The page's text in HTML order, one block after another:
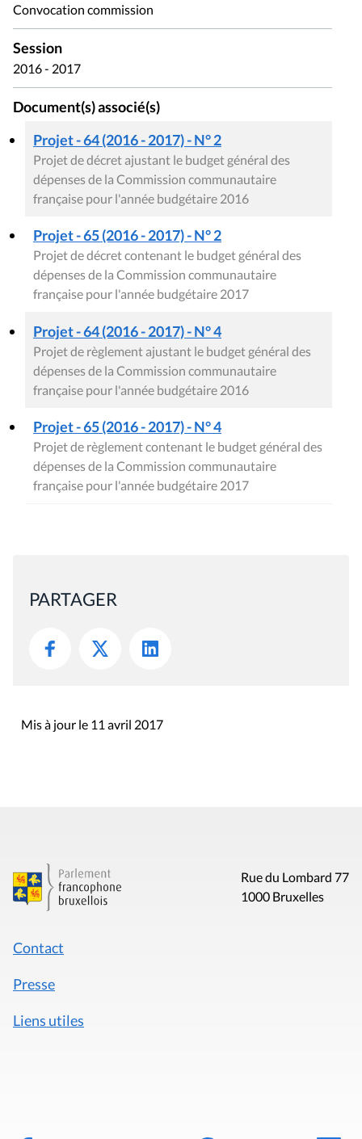
Convocation commission
Session
2016 - 2017
Document(s) associé(s)
Projet - 64 (2016 - 2017) - N° 2
Projet de décret ajustant le budget général des
dépenses de la Commission communautaire
française pour l'année budgétaire 2016
Projet - 65 (2016 - 2017) - N° 2
Projet de décret contenant le budget général des
dépenses de la Commission communautaire
française pour l'année budgétaire 2017
Projet - 64 (2016 - 2017) - N° 4
Projet de règlement ajustant le budget général des
dépenses de la Commission communautaire
française pour l'année budgétaire 2016
Projet - 65 (2016 - 2017) - N° 4
Projet de règlement contenant le budget général des
dépenses de la Commission communautaire
française pour l'année budgétaire 2017
PARTAGER
Mis à jour le 11 avril 2017
Rue du Lombard 77
1000 Bruxelles
Contact
Presse
Liens utiles